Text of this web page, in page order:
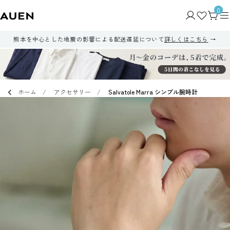
0
熊本を中心とした地震の影響による配送遅延について詳しくはこちら
ホーム アクセサリー Salvatole Marra シンプル腕時計